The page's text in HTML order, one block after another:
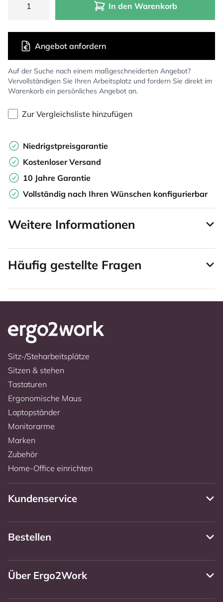
In den Warenkorb
Auf der Suche nach einem maßgeschneiderten Angebot?
Vervollständigen Sie Ihren Arbeitsplatz und fordern Sie direkt im
Warenkorb ein persönliches Angebot an.
Angebot anfordern
Zur Vergleichsliste hinzufügen
Niedrigstpreisgarantie
Kostenloser Versand
10 Jahre Garantie
Vollständig nach Ihren Wünschen konfigurierbar
Weitere Informationen
Häufig gestellte Fragen
Sitz-/Steharbeitsplätze
Sitzen & stehen
Tastaturen
Ergonomische Maus
Laptopständer
Monitorarme
Marken
Zubehör
Home-Office einrichten
Kundenservice
Bestellen
Über Ergo2Work